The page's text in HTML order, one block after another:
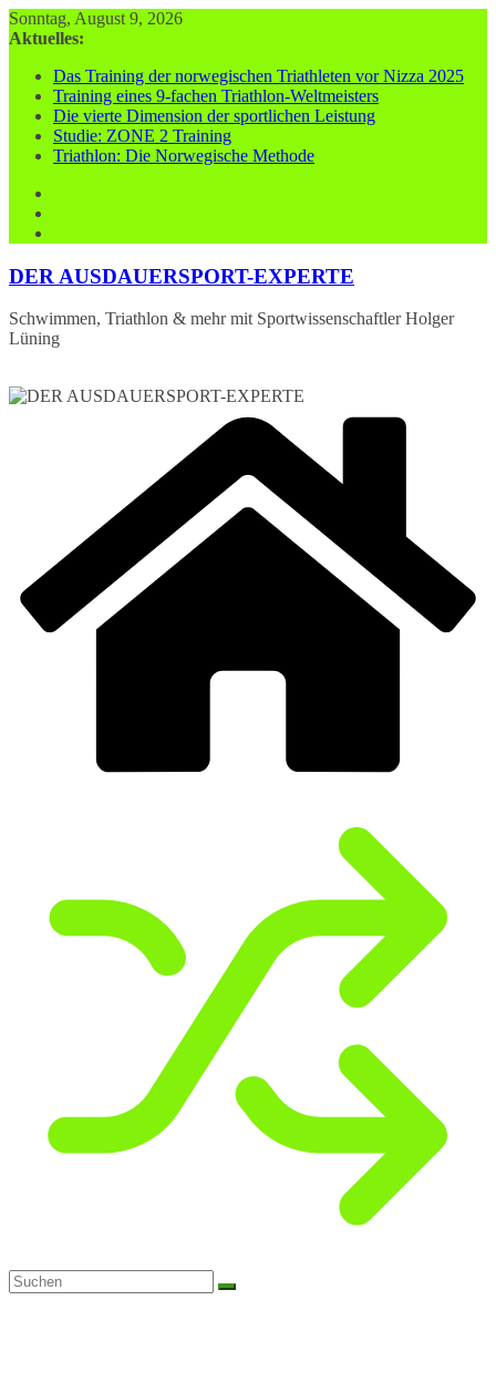
Zum
Inhalt
Sonntag, August 9, 2026
Aktuelles:
Das Training der norwegischen Triathleten vor Nizza 2025
Training eines 9-fachen Triathlon-Weltmeisters
Die vierte Dimension der sportlichen Leistung
Studie: ZONE 2 Training
Triathlon: Die Norwegische Methode
DER AUSDAUERSPORT-EXPERTE
Schwimmen, Triathlon & mehr mit Sportwissenschaftler Holger
Lüning